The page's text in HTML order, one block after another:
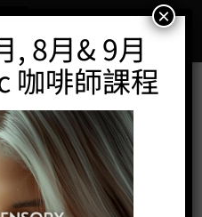
, 8月& 9月
咖啡師課程
×